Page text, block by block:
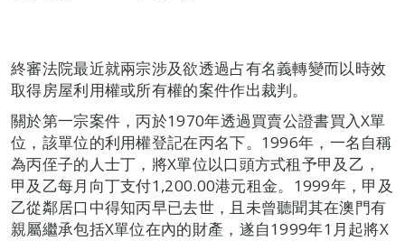
終審法院最近就兩宗涉及欲透過占有名義轉變而以時效
取得房屋利用權或所有權的案件作出裁判。
關於第一宗案件，丙於1970年透過買賣公證書買入X單
位，該單位的利用權登記在丙名下。1996年，一名自稱
為丙侄子的人士丁，將X單位以口頭方式租予甲及乙，
甲及乙每月向丁支付1,200.00港元租金。1999年，甲及
乙從鄰居口中得知丙早已去世，且未曾聽聞其在澳門有
親屬繼承包括X單位在內的財產，遂自1999年1月起將X